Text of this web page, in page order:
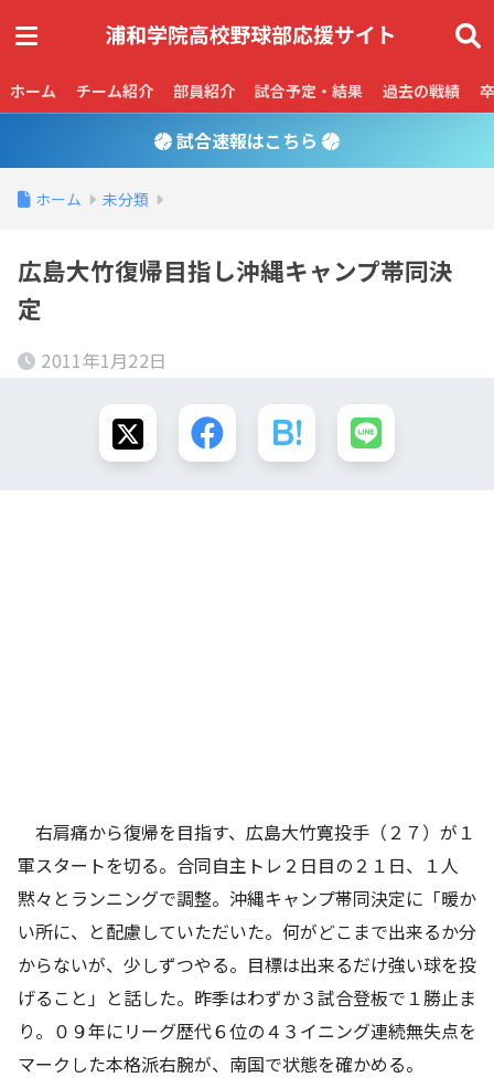
ホーム チーム紹介 部員紹介 試合予定・結果 過去の戦績
試合速報はこちら
ホーム 未分類
広島大竹復帰目指し沖縄キャンプ帯同決
定
2011年1月22日
右肩痛から復帰を目指す、広島大竹寛投手（２７）が１
軍スタートを切る。合同自主トレ２日目の２１日、１人
黙々とランニングで調整。沖縄キャンプ帯同決定に「暖か
い所に、と配慮していただいた。何がどこまで出来るか分
からないが、少しずつやる。目標は出来るだけ強い球を投
げること」と話した。昨季はわずか３試合登板で１勝止ま
り。０９年にリーグ歴代６位の４３イニング連続無失点を
マークした本格派右腕が、南国で状態を確かめる。